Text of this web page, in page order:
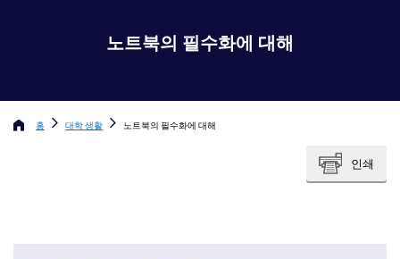
노트북의 필수화에 대해
홈 대학 생활 노트북의 필수화에 대해
인쇄